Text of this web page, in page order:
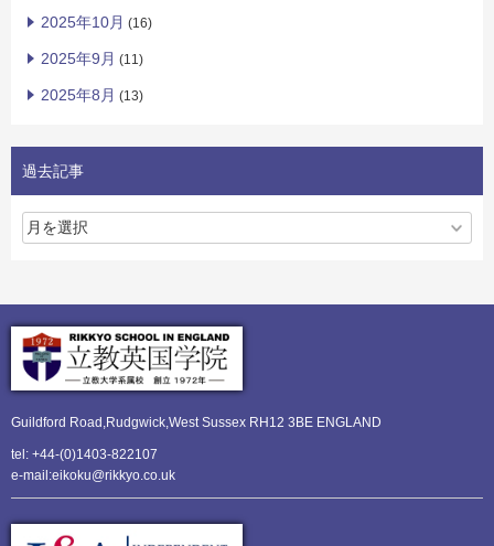
2025年10月 (16)
2025年9月 (11)
2025年8月 (13)
過去記事
Guildford Road,Rudgwick,West Sussex RH12 3BE ENGLAND
tel: +44-(0)1403-822107
e-mail:eikoku@rikkyo.co.uk